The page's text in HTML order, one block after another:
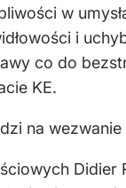
w
i
co do
KE.
na